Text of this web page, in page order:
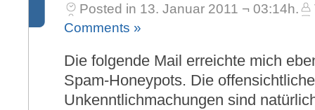
Posted in 13. Januar 2011 ¬ 03:14h.
Comments »
Die folgende Mail erreichte mich
Spam-Honeypots. Die
Unkenntlichmachungen sind